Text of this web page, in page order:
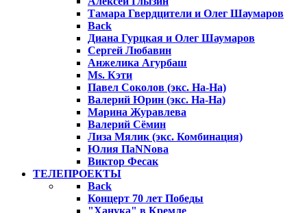
Тамара Гвердцители и Олег Шаумаров
Back
Диана Гурцкая и Олег Шаумаров
Сергей Любавин
Анжелика Агурбаш
Ms. Кэти
Павел Соколов (экс. На-На)
Валерий Юрин (экс. На-На)
Марина Журавлева
Валерий Сёмин
Лиза Мялик (экс. Комбинация)
Юлия ПаNNова
Виктор Фесак
ТЕЛЕПРОЕКТЫ
Back
Концерт 70 лет Победы
"Ханука" в Кремле